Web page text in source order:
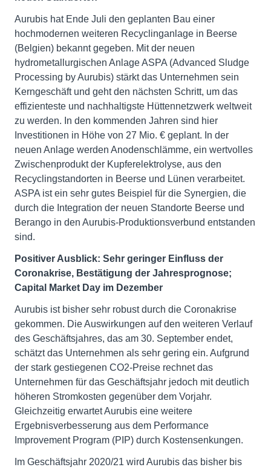
Aurubis hat Ende Juli den geplanten Bau einer
hochmodernen weiteren Recyclinganlage in Beerse
(Belgien) bekannt gegeben. Mit der neuen
hydrometallurgischen Anlage ASPA (Advanced Sludge
Processing by Aurubis) stärkt das Unternehmen sein
Kerngeschäft und geht den nächsten Schritt, um das
effizienteste und nachhaltigste Hüttennetzwerk weltweit
zu werden. In den kommenden Jahren sind hier
Investitionen in Höhe von 27 Mio. € geplant. In der
neuen Anlage werden Anodenschlämme, ein wertvolles
Zwischenprodukt der Kupferelektrolyse, aus den
Recyclingstandorten in Beerse und Lünen verarbeitet.
ASPA ist ein sehr gutes Beispiel für die Synergien, die
durch die Integration der neuen Standorte Beerse und
Berango in den Aurubis-Produktionsverbund entstanden
sind.
Positiver Ausblick: Sehr geringer Einfluss der
Coronakrise, Bestätigung der Jahresprognose;
Capital Market Day im Dezember
Aurubis ist bisher sehr robust durch die Coronakrise
gekommen. Die Auswirkungen auf den weiteren Verlauf
des Geschäftsjahres, das am 30. September endet,
schätzt das Unternehmen als sehr gering ein. Aufgrund
der stark gestiegenen CO2-Preise rechnet das
Unternehmen für das Geschäftsjahr jedoch mit deutlich
höheren Stromkosten gegenüber dem Vorjahr.
Gleichzeitig erwartet Aurubis eine weitere
Ergebnisverbesserung aus dem Performance
Improvement Program (PIP) durch Kostensenkungen.
Im Geschäftsjahr 2020/21 wird Aurubis das bisher bis